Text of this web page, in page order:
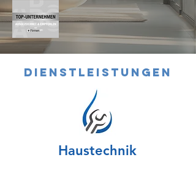
Dienstleistungen
Haustechnik